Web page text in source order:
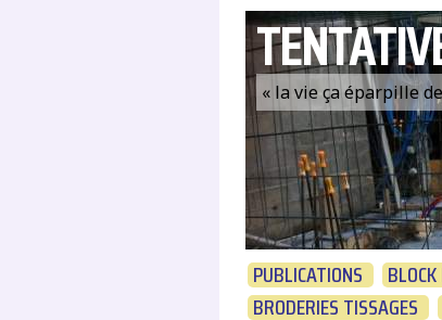
« la vie ça éparpille
PUBLICATIONS
BRODERIES TISSAGES